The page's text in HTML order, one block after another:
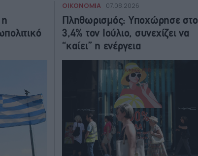
η
ΟΙΚΟΝΟΜΙΑ 07.08.2026
Πληθωρισμός: Υποχώρησε στο
3,4% τον Ιούλιο, συνεχίζει να
“καίει” η ενέργεια